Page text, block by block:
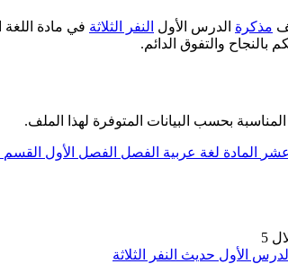
مذكرة الدرس الأول النفر الثلاثة
بالنجاح والتفوق الدائم.
بحسب البيانات المتوفرة لهذا الملف.
المادة لغة عربية الفصل الفصل الأول القسم
5
الأول حديث النفر الثلاثة